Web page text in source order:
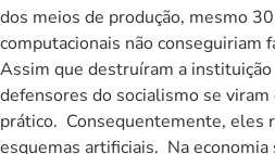
dos meios de produção, mesmo
computacionais não conseguiriam
Assim que destruíram a
defensores do socialismo se
prático. Consequentemente, eles
esquemas artificiais. Na economia